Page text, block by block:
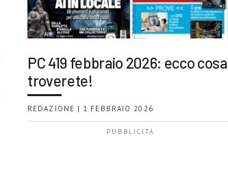
PC 419 febbraio 2026: ecco cosa
troverete!
REDAZIONE | 1 FEBBRAIO 2026